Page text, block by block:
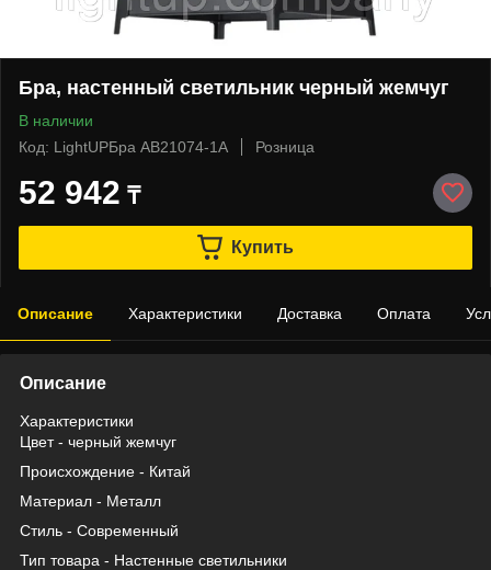
Бра, настенный светильник черный жемчуг
В наличии
Код: LightUPБра AB21074-1A
Розница
52 942 ₸
Купить
Описание Характеристики Доставка Оплата
Описание
Характеристики
Цвет - черный жемчуг
Происхождение - Китай
Материал - Металл
Стиль - Современный
Тип товара - Настенные светильники